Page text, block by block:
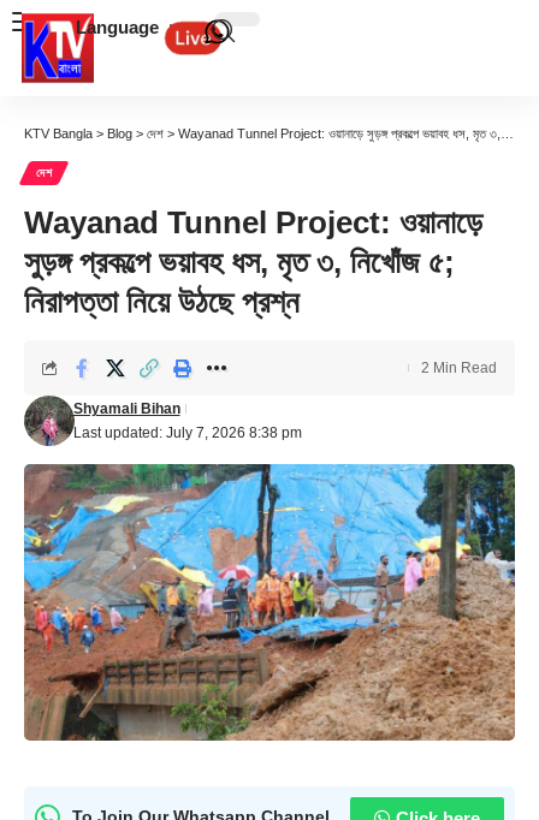
Language
KTV Bangla > Blog > দেশ > Wayanad Tunnel Project: ওয়ানাড়ে সুড়ঙ্গ প্রকল্পে ভয়াবহ ধস, মৃত ৩, নিখোঁজ ৫; নিরাপত্তা নিয়ে উঠছে প্রশ্ন
দেশ
Wayanad Tunnel Project: ওয়ানাড়ে
সুড়ঙ্গ প্রকল্পে ভয়াবহ ধস, মৃত ৩, নিখোঁজ ৫;
নিরাপত্তা নিয়ে উঠছে প্রশ্ন
Last updated: July 7, 2026 8:38 pm
Shyamali Bihan
2 Min Read